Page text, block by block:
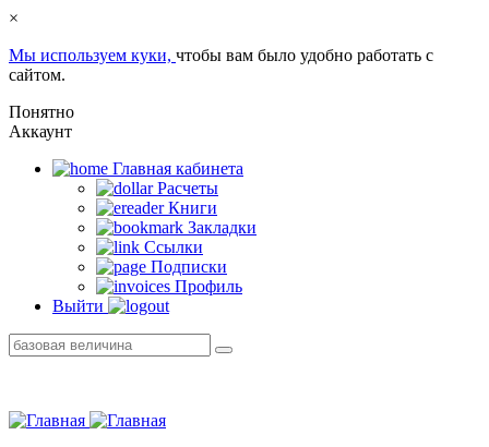
×
Мы используем куки, чтобы вам было удобно работать с
сайтом.
Понятно
Аккаунт
Главная кабинетa
Расчеты
Книги
Закладки
Ссылки
Подписки
Профиль
Выйти